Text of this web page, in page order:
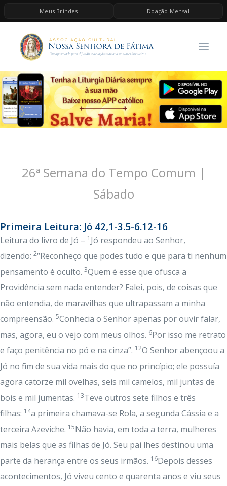
Meus Brindes Doação Mensal
HOME
A ASSOCIAÇÃO
CONTEÚDOS DE MARIA
ESPIRITUALIDADE
AS MELHORES MÚSICAS CATÓLICAS
BRINDES
26ª Semana do Tempo Comum |
Sábado
Primeira Leitura: Jó 42,1-3.5-6.12-16
Leitura do livro de Jó – 1 Jó respondeu ao Senhor,
dizendo: 2“Reconheço que podes tudo e que para ti nenhum
pensamento é oculto. 3Quem é esse que ofusca a
Providência sem nada entender? Falei, pois, de coisas que
não entendia, de maravilhas que ultrapassam a minha
compreensão. 5Conhecia o Senhor apenas por ouvir falar,
mas, agora, eu o vejo com meus olhos. 6Por isso me retrato
e faço penitência no pó e na cinza”. 12O Senhor abençoou a
Jó no fim de sua vida mais do que no princípio; ele possuía
agora catorze mil ovelhas, seis mil camelos, mil juntas de
bois e mil jumentas. 13Teve outros sete filhos e três
filhas: 14a primeira chamava-se Rola, a segunda Cássia e a
terceira Azeviche. 15Não havia, em toda a terra, mulheres
mais belas que as filhas de Jó. Seu pai lhes destinou uma
parte da herança entre os seus irmãos. 16Depois desses
acontecimentos, Jó viveu cento e quarenta anos e viu seus